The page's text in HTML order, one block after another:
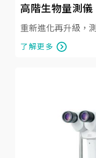
高階生物量測儀
重新進化再升級，
了解更多